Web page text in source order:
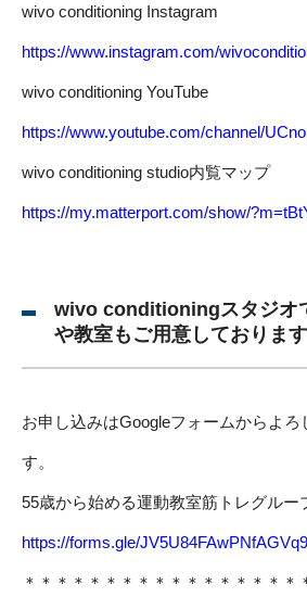
wivo conditioning Instagram
https://www.instagram.com/
wivo conditioning YouTube
https://www.youtube.com/channel/
wivo conditioning studio内覧マップ
https://my.matterport.com/show/
wivo conditioningスタジオ
や教室もご用意しております
お申し込みはGoogleフォームからよろ
す。
55歳から始める運動教室筋トレグルー
https://forms.gle/JV5U84FAwPNfAGVq9
＊＊＊＊＊＊＊＊＊＊＊＊＊＊＊＊＊